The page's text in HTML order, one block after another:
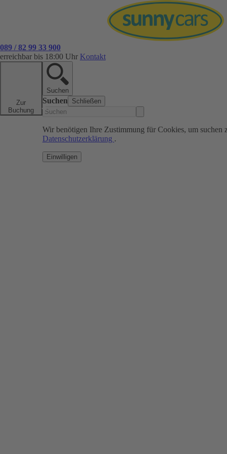
089 / 82 99 33 900
erreichbar bis 18:00 Uhr Kontakt
Zur
Buchung
Suchen
Suchen Schließen
Wir benötigen Ihre Zustimmung für Cookies, um suchen
Datenschutzerklärung .
Einwilligen